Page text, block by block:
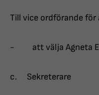
Till vice ordförande
- att välja Agneta
c. Sekreterare